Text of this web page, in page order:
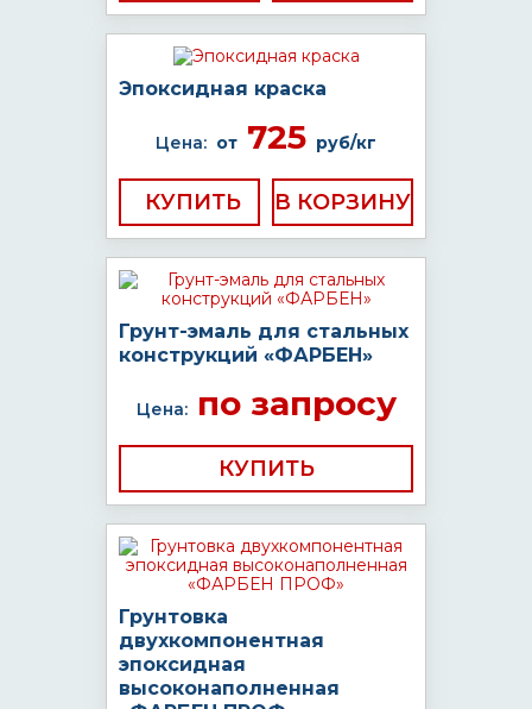
Эпоксидная краска
Цена: от 725 руб/кг
КУПИТЬ
Грунт-эмаль для стальных
конструкций «ФАРБЕН»
Цена:по запросу
КУПИТЬ
Грунтовка
двухкомпонентная
эпоксидная
высоконаполненная